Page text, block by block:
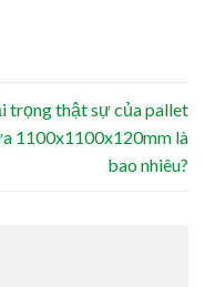
trọng thật sự của pallet
1100x1100x120mm là
bao nhiêu?